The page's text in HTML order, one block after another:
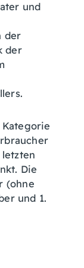
und
der
der
Die
(ohne
und 1.